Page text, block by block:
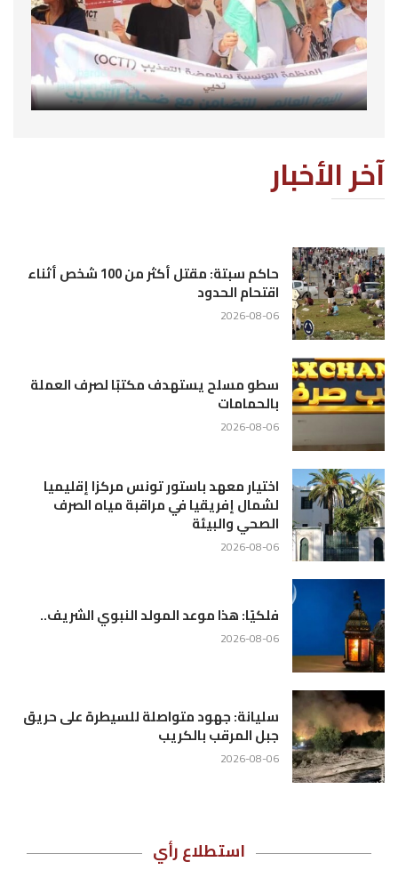
آخر الأخبار
حاكم سبتة: مقتل أكثر من 100 شخص أثناء
اقتحام الحدود
2026-08-06
سطو مسلح يستهدف مكتبًا لصرف العملة
بالحمامات
2026-08-06
اختيار معهد باستور تونس مركزا إقليميا
لشمال إفريقيا في مراقبة مياه الصرف
الصحي والبيئة
2026-08-06
فلكيًا: هذا موعد المولد النبوي الشريف..
2026-08-06
سليانة: جهود متواصلة للسيطرة على حريق
جبل المرقب بالكريب
2026-08-06
استطلاع رأي